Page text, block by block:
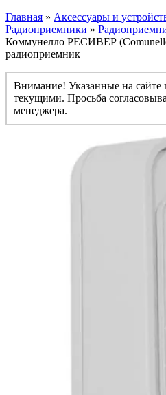
Главная » Аксессуары и
Радиоприемники »
Коммунелло РЕСИВЕР
радиоприемник
Внимание! Указанные на сайте
текущими. Просьба
менеджера.